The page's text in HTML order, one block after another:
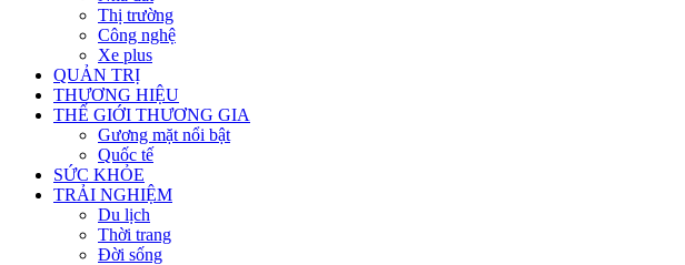
Thị trường
Công nghệ
Xe plus
QUẢN TRỊ
THƯƠNG HIỆU
THẾ GIỚI THƯƠNG GIA
Gương mặt nổi bật
Quốc tế
SỨC KHỎE
TRẢI NGHIỆM
Du lịch
Thời trang
Đời sống